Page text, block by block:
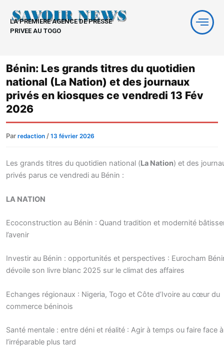
contenu
LA PREMIERE AGENCE DE PRESSE
PRIVEE AU TOGO
Bénin: Les grands titres du quotidien
national (La Nation) et des journaux
privés en kiosques ce vendredi 13 Fév
2026
Par redaction / 13 février 2026
Les grands titres du quotidien national (La Nation) et des
privés parus ce vendredi au Bénin :
LA NATION
Ecoconstruction au Bénin : Quand tradition et modernité
l’avenir
Investir au Bénin : opportunités et perspectives : Eurocham
dévoile son livre blanc 2025 sur le climat des affaires
Echanges régionaux : Nigeria, Togo et Côte d’Ivoire au cœur du
commerce béninois
Santé mentale : entre déni et réalité : Agir à temps ou faire face à
l’irréparable plus tard